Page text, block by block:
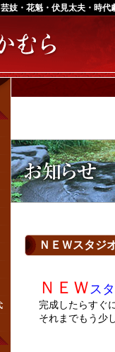
妓・花魁・伏見太夫・時代
ＮＥＷスタジ
ＮＥＷス
完成したらすぐ
それまでもう少